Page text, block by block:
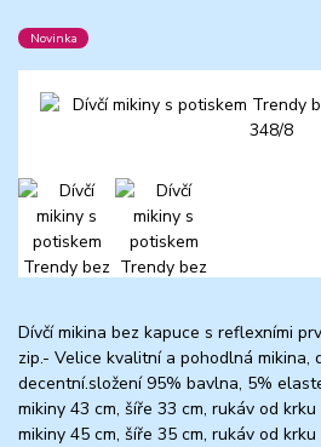
Novinka
Dívčí mikina bez kapuce s reflexními
zip.- Velice kvalitní a pohodlná mikina,
decentní.složení 95% bavlna, 5%
mikiny 43 cm, šíře 33 cm, rukáv od
mikiny 45 cm, šíře 35 cm, rukáv od krku